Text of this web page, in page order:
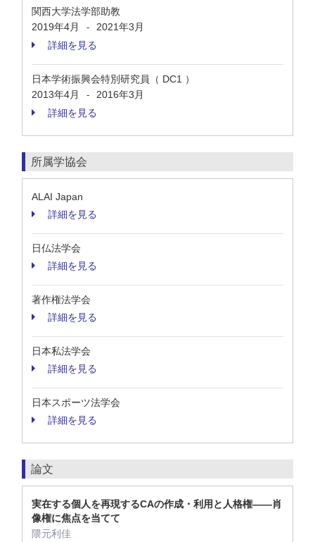
関西大学法学部助教
2019年4月
-
2021年3月
詳細を見る
日本学術振興会特別研究員（ DC1 ）
2013年4月
-
2016年3月
詳細を見る
所属学協会
ALAI Japan
詳細を見る
日仏法学会
詳細を見る
著作権法学会
詳細を見る
日本私法学会
詳細を見る
日本スポーツ法学会
詳細を見る
論文
実在する個人を再現するCAの作成・利用と人格権――肖
像権に焦点を当てて
隈元利佳